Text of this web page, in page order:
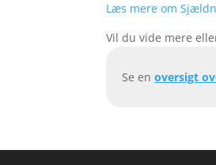
Læs mere om
Vil du vide mere
Se enoversigt